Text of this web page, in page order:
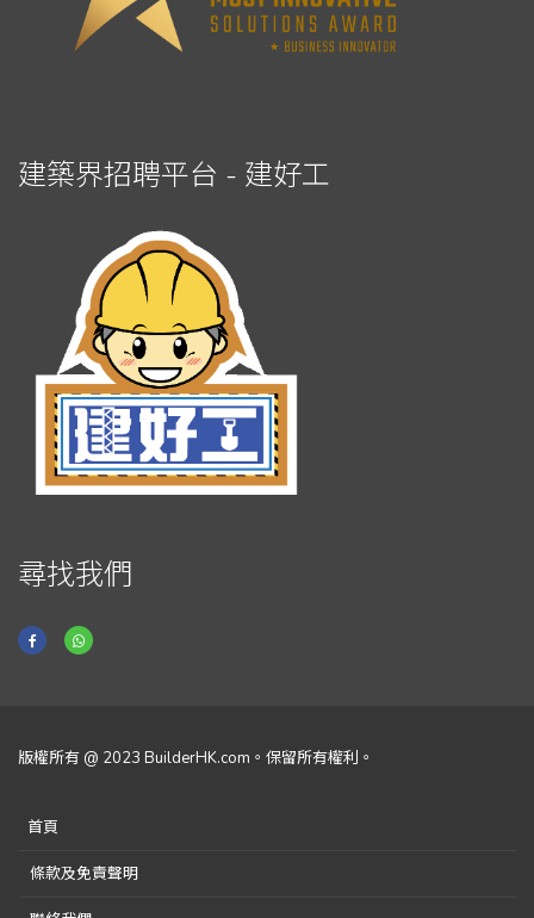
建築界招聘平台 - 建好工
尋找我們
版權所有 @ 2023 BuilderHK.com。保留所有權利。
首頁
條款及免責聲明